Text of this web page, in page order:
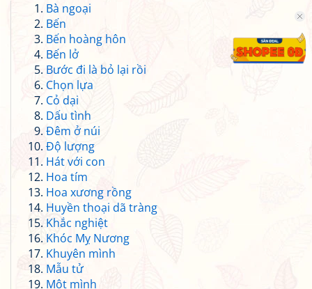
Bà ngoại
Bến
Bến hoàng hôn
Bến lở
Bước đi là bỏ lại rồi
Chọn lựa
Cỏ dại
Dấu tình
Đêm ở núi
Độ lượng
Hát với con
Hoa tím
Hoa xương rồng
Huyền thoại dã tràng
Khắc nghiệt
Khóc Mỵ Nương
Khuyên mình
Mẫu tử
Một mình